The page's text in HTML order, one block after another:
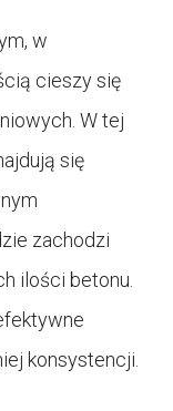
w
cieszy się
W tej
się
zachodzi
ilości betonu.
konsystencji.